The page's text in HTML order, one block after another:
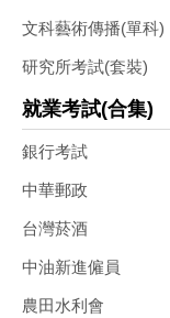
文科藝術傳播(單科)
研究所考試(套裝)
就業考試(合集)
銀行考試
中華郵政
台灣菸酒
中油新進僱員
農田水利會